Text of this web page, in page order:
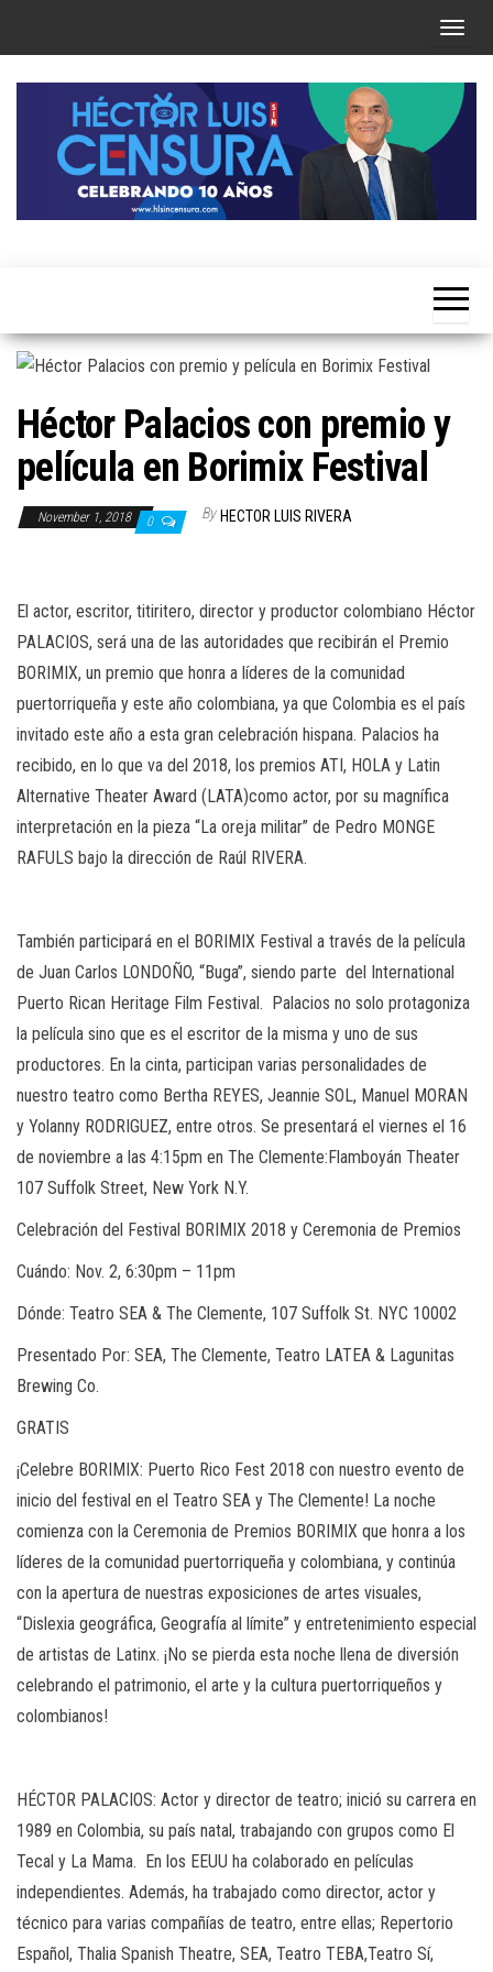
T
g
n
i
g
Héctor Palacios con premio y
película en Borimix Festival
November 1, 2018 0 By HECTOR LUIS RIVERA
El actor, escritor, titiritero, director y productor colombiano Héctor
PALACIOS, será una de las autoridades que recibirán el Premio
BORIMIX, un premio que honra a líderes de la comunidad
puertorriqueña y este año colombiana, ya que Colombia es el país
invitado este año a esta gran celebración hispana. Palacios ha
recibido, en lo que va del 2018, los premios ATI, HOLA y Latin
Alternative Theater Award (LATA)como actor, por su magnífica
interpretación en la pieza “La oreja militar” de Pedro MONGE
RAFULS bajo la dirección de Raúl RIVERA.
También participará en el BORIMIX Festival a través de la película
de Juan Carlos LONDOÑO, “Buga”, siendo parte del International
Puerto Rican Heritage Film Festival. Palacios no solo protagoniza
la película sino que es el escritor de la misma y uno de sus
productores. En la cinta, participan varias personalidades de
nuestro teatro como Bertha REYES, Jeannie SOL, Manuel MORAN
y Yolanny RODRIGUEZ, entre otros. Se presentará el viernes el 16
de noviembre a las 4:15pm en The Clemente:Flamboyán Theater
107 Suffolk Street, New York N.Y.
Celebración del Festival BORIMIX 2018 y Ceremonia de Premios
Cuándo: Nov. 2, 6:30pm – 11pm
Dónde: Teatro SEA & The Clemente, 107 Suffolk St. NYC 10002
Presentado Por: SEA, The Clemente, Teatro LATEA & Lagunitas
Brewing Co.
GRATIS
¡Celebre BORIMIX: Puerto Rico Fest 2018 con nuestro evento de
inicio del festival en el Teatro SEA y The Clemente! La noche
comienza con la Ceremonia de Premios BORIMIX que honra a los
líderes de la comunidad puertorriqueña y colombiana, y continúa
con la apertura de nuestras exposiciones de artes visuales,
“Dislexia geográfica, Geografía al límite” y entretenimiento especial
de artistas de Latinx. ¡No se pierda esta noche llena de diversión
celebrando el patrimonio, el arte y la cultura puertorriqueños y
colombianos!
HÉCTOR PALACIOS: Actor y director de teatro; inició su carrera en
1989 en Colombia, su país natal, trabajando con grupos como El
Tecal y La Mama. En los EEUU ha colaborado en películas
independientes. Además, ha trabajado como director, actor y
técnico para varias compañías de teatro, entre ellas; Repertorio
Español, Thalia Spanish Theatre, SEA, Teatro TEBA,Teatro Sí,